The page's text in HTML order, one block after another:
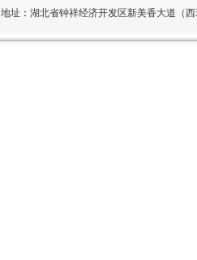
地址 ： 湖北省钟祥经济开发区新美香大道（西